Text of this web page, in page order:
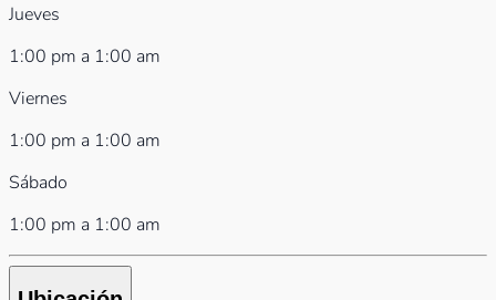
Jueves
1:00 pm a 1:00 am
Viernes
1:00 pm a 1:00 am
Sábado
1:00 pm a 1:00 am